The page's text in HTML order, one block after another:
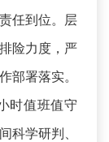
任到位。层
险力度，严
部署落实。
时值班值守
科学研判、